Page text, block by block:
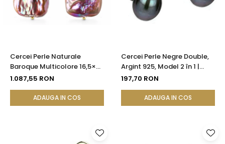
Cercei Perle Naturale
Baroque Multicolore 16,5×25
mm, Aur 14K (aur 585),
1.087,55 RON
ADAUGA IN COS
Cercei Perle Negre Double,
Argint 925, Model 2 în 1 |
KASKADDA®
197,70 RON
ADAUGA IN COS